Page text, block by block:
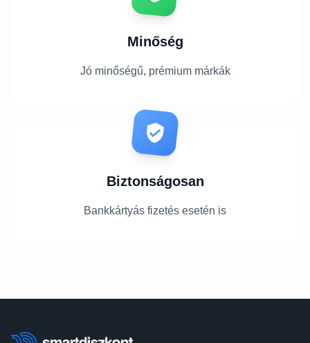
Minőség
Jó minőségű, prémium márkák
Biztonságosan
Bankkártyás fizetés esetén is